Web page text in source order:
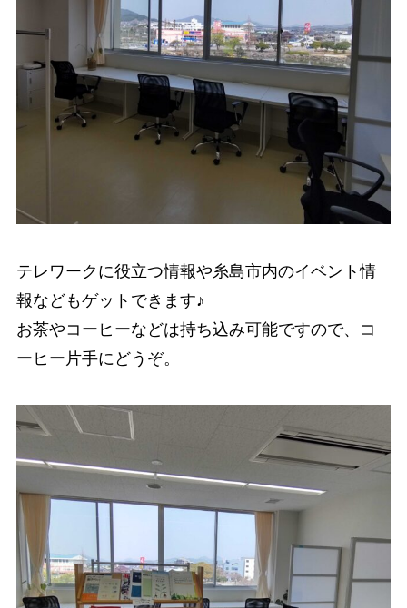
テレワークに役立つ情報や糸島市内のイベント情
報などもゲットできます♪
お茶やコーヒーなどは持ち込み可能ですので、コ
ーヒー片手にどうぞ。